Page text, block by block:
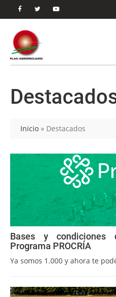
Inicio » Destacados
Bases y
Programa PROCRÍA
Ya somos 1.000 y ahora te